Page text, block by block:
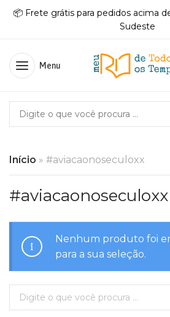
📦 Frete grátis para pedidos acima
Sudeste
Menu
Início » #aviacaonoseculoxx
#aviacaonoseculoxx
Nenhum produto foi
para a sua seleção.